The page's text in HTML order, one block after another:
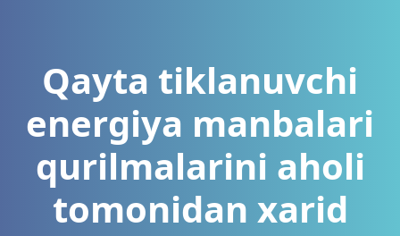
Qayta tiklanuvchi
energiya manbalari
qurilmalarini aholi
tomonidan xarid